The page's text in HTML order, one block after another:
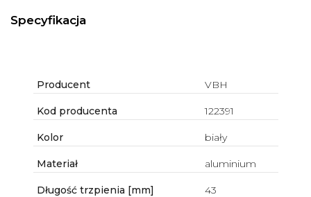
Specyfikacja
Producent VBH
Kod producenta 122391
Kolor biały
Materiał aluminium
Długość trzpienia [mm] 43